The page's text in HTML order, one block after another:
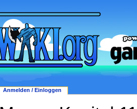
Anmelden / Einloggen